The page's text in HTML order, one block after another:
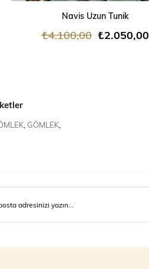
Navis Uzun Tunik
₺2.050,00
₺4.100,00
GÖMLEK